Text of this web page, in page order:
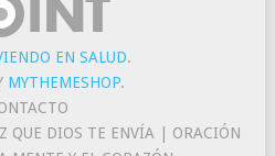
EN SALUD.
MYTHEMESHOP.
QUE DIOS TE ENVÍA | ORACIÓN